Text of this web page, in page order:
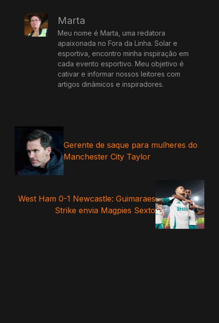
Marta
Meu nome é Marta, uma redatora
apaixonada no Fora da Linha. Solar e
esportiva, encontro minha inspiração em
cada evento esportivo. Meu objetivo é
cativar e informar nossos leitores com
artigos dinâmicos e inspiradores.
Gerente de saque para mulheres do
Manchester City Taylor
West Ham 0-1 Newcastle: Guimaraes
Strike envia Magpies Sexto